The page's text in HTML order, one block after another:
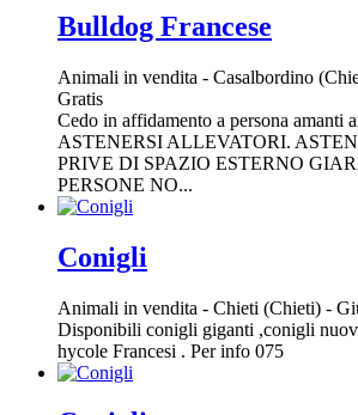
Bulldog Francese
Animali in vendita - Casalbordino
Gratis
Cedo in affidamento a persona amanti
ASTENERSI ALLEVATORI.
PRIVE DI SPAZIO ESTERNO
PERSONE NO...
Conigli
Animali in vendita - Chieti (Chieti) -
Disponibili conigli giganti ,conigli
hycole Francesi . Per info 075